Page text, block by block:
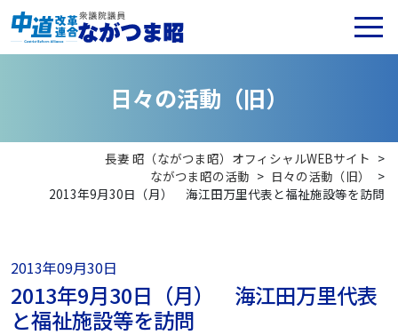
日々の活動 （旧）
長妻 昭（ながつま昭）オフィシャルWEBサイト >
ながつま昭の活動 > 日々の活動（旧）
>
2013年9月30日（月） 海江田万里代表と福祉施設等を訪問
2013年09月30日
2013年9月30日（月） 海江田万里代表
と福祉施設等を訪問